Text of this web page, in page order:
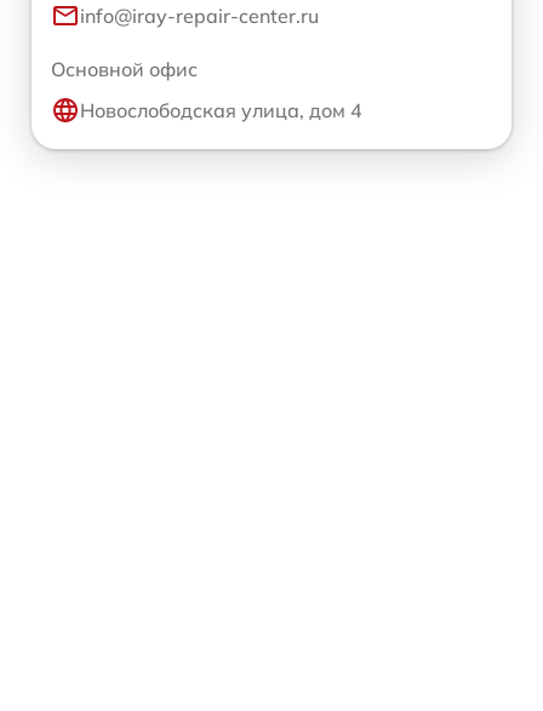
info@iray-repair-center.ru
Основной офис
Новослободская улица, дом 4